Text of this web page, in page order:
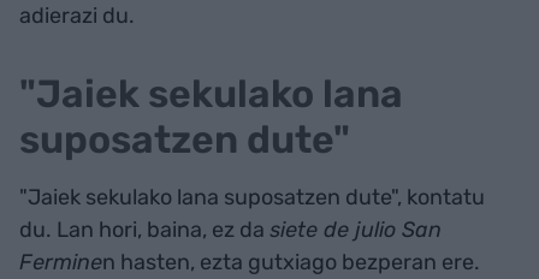
adierazi du.
"Jaiek sekulako lana
suposatzen dute"
"Jaiek sekulako lana suposatzen dute", kontatu
du. Lan hori, baina, ez da siete de julio San
Ferminen hasten, ezta gutxiago bezperan ere.